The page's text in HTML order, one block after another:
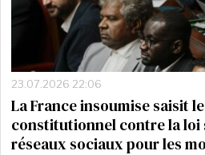
23.07.2026 22:06
La France insoumise saisit
constitutionnel contre la loi
réseaux sociaux pour les